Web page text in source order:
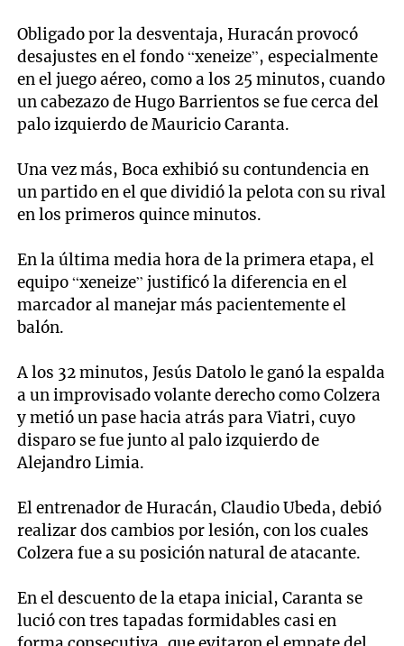
Obligado por la desventaja, Huracán provocó
desajustes en el fondo “xeneize”, especialmente
en el juego aéreo, como a los 25 minutos, cuando
un cabezazo de Hugo Barrientos se fue cerca del
palo izquierdo de Mauricio Caranta.
Una vez más, Boca exhibió su contundencia en
un partido en el que dividió la pelota con su rival
en los primeros quince minutos.
En la última media hora de la primera etapa, el
equipo “xeneize” justificó la diferencia en el
marcador al manejar más pacientemente el
balón.
A los 32 minutos, Jesús Datolo le ganó la espalda
a un improvisado volante derecho como Colzera
y metió un pase hacia atrás para Viatri, cuyo
disparo se fue junto al palo izquierdo de
Alejandro Limia.
El entrenador de Huracán, Claudio Ubeda, debió
realizar dos cambios por lesión, con los cuales
Colzera fue a su posición natural de atacante.
En el descuento de la etapa inicial, Caranta se
lució con tres tapadas formidables casi en